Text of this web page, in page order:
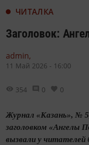
ЧИТАЛКА
Заголовок:
admin,
11 Май 2026 - 16:00
354 0 0
Журнал «Казань», №
заголовком «Ангелы
вызвали у читателей